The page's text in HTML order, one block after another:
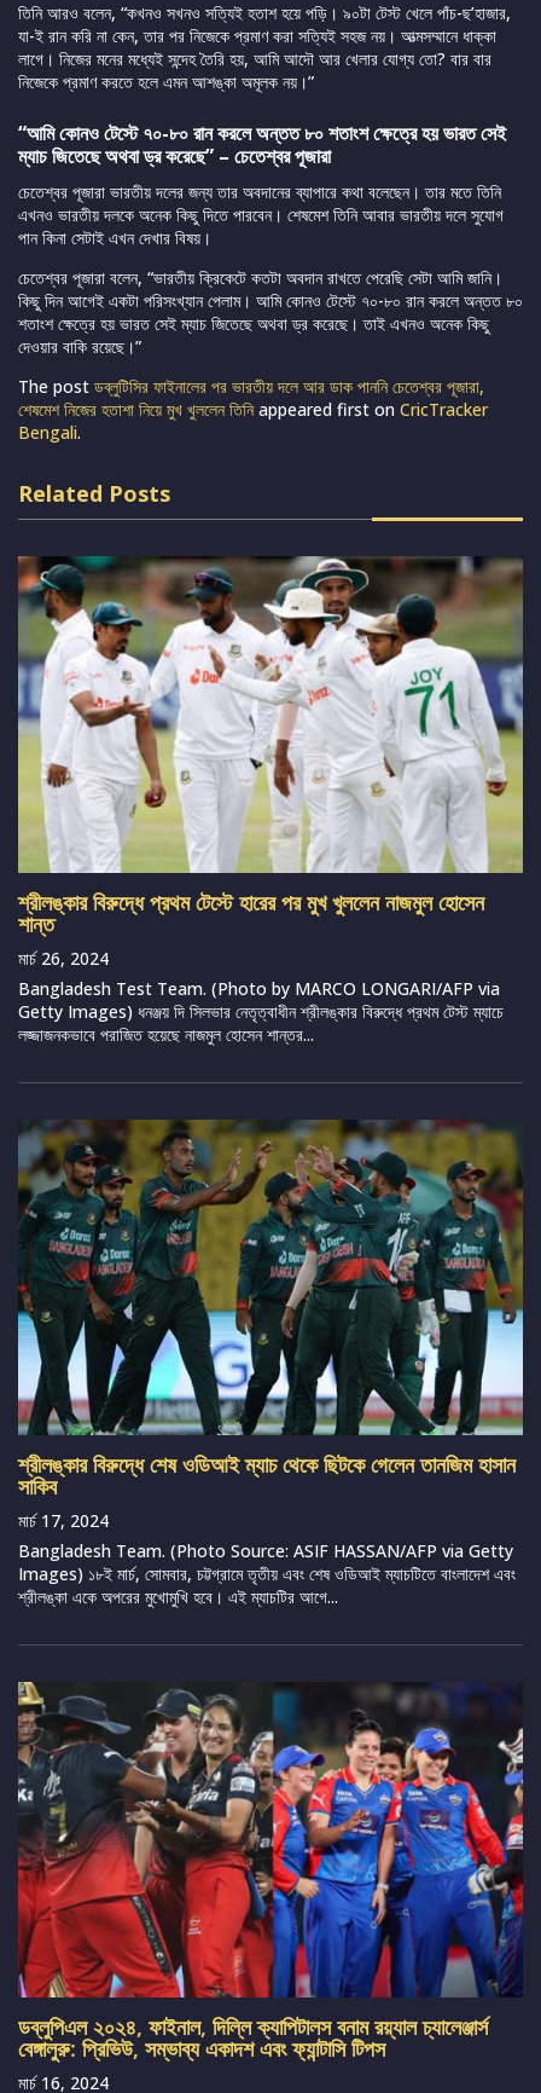
তিনি আরও বলেন, “কখনও সখনও সত্যিই হতাশ হয়ে পড়ি। ৯০টা টেস্ট খেলে পাঁচ-ছ’হাজার,
যা-ই রান করি না কেন, তার পর নিজেকে প্রমাণ করা সত্যিই সহজ নয়। আত্মসম্মানে ধাক্কা
লাগে। নিজের মনের মধ্যেই সন্দেহ তৈরি হয়, আমি আদৌ আর খেলার যোগ্য তো? বার বার
নিজেকে প্রমাণ করতে হলে এমন আশঙ্কা অমূলক নয়।”
“আমি কোনও টেস্টে ৭০-৮০ রান করলে অন্তত ৮০ শতাংশ ক্ষেত্রে হয় ভারত সেই
ম্যাচ জিতেছে অথবা ড্র করেছে” – চেতেশ্বর পূজারা
চেতেশ্বর পূজারা ভারতীয় দলের জন্য তার অবদানের ব্যাপারে কথা বলেছেন। তার মতে তিনি
এখনও ভারতীয় দলকে অনেক কিছু দিতে পারবেন। শেষমেশ তিনি আবার ভারতীয় দলে সুযোগ
পান কিনা সেটাই এখন দেখার বিষয়।
চেতেশ্বর পূজারা বলেন, “ভারতীয় ক্রিকেটে কতটা অবদান রাখতে পেরেছি সেটা আমি জানি।
কিছু দিন আগেই একটা পরিসংখ্যান পেলাম। আমি কোনও টেস্টে ৭০-৮০ রান করলে অন্তত ৮০
শতাংশ ক্ষেত্রে হয় ভারত সেই ম্যাচ জিতেছে অথবা ড্র করেছে। তাই এখনও অনেক কিছু
দেওয়ার বাকি রয়েছে।”
The post ডব্লুটিসির ফাইনালের পর ভারতীয় দলে আর ডাক পাননি চেতেশ্বর পূজারা,
শেষমেশ নিজের হতাশা নিয়ে মুখ খুললেন তিনিappeared first on CricTracker
Bengali.
Related Posts
শ্রীলঙ্কার বিরুদ্ধে প্রথম টেস্টে হারের পর মুখ খুললেন নাজমুল হোসেন
শান্ত
মার্চ 26, 2024
Bangladesh Test Team. (Photo by MARCO LONGARI/AFP via
Getty Images) ধনঞ্জয় দি সিলভার নেতৃত্বাধীন শ্রীলঙ্কার বিরুদ্ধে প্রথম টেস্ট ম্যাচে
লজ্জাজনকভাবে পরাজিত হয়েছে নাজমুল হোসেন শান্তর...
শ্রীলঙ্কার বিরুদ্ধে শেষ ওডিআই ম্যাচ থেকে ছিটকে গেলেন তানজিম হাসান
সাকিব
মার্চ 17, 2024
Bangladesh Team. (Photo Source: ASIF HASSAN/AFP via Getty
Images) ১৮ই মার্চ, সোমবার, চট্টগ্রামে তৃতীয় এবং শেষ ওডিআই ম্যাচটিতে বাংলাদেশ এবং
শ্রীলঙ্কা একে অপরের মুখোমুখি হবে। এই ম্যাচটির আগে...
ডব্লুপিএল ২০২৪, ফাইনাল, দিল্লি ক্যাপিটালস বনাম রয়্যাল চ্যালেঞ্জার্স
বেঙ্গালুরু: প্রিভিউ, সম্ভাব্য একাদশ এবং ফ্যান্টাসি টিপস
মার্চ 16, 2024